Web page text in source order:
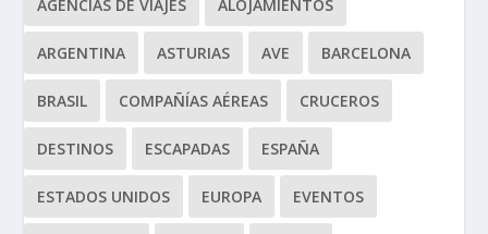
AGENCIAS DE VIAJES ALOJAMIENTOS
ARGENTINA ASTURIAS AVE BARCELONA
BRASIL COMPAÑÍAS AÉREAS CRUCEROS
DESTINOS ESCAPADAS ESPAÑA
ESTADOS UNIDOS EUROPA EVENTOS